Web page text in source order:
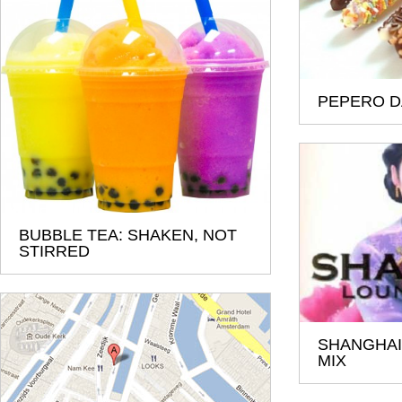
PEPERO
BUBBLE TEA: SHAKEN, NOT
STIRRED
MIX